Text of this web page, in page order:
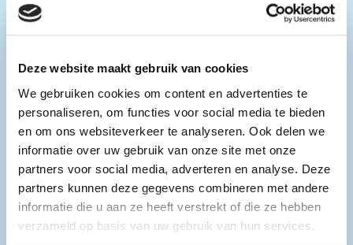
Deze website maakt gebruik van cookies
We gebruiken cookies om content en advertenties te
personaliseren, om functies voor social media te bieden
en om ons websiteverkeer te analyseren. Ook delen we
informatie over uw gebruik van onze site met onze
partners voor social media, adverteren en analyse. Deze
partners kunnen deze gegevens combineren met andere
informatie die u aan ze heeft verstrekt of die ze hebben
verzameld op basis van uw gebruik van hun services.
Bedrijfspagina bekijken
Lodewijk.FRL
Anders/overig
Bedrijfspagina bekijken